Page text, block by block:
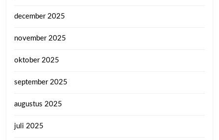
december 2025
november 2025
oktober 2025
september 2025
augustus 2025
juli 2025